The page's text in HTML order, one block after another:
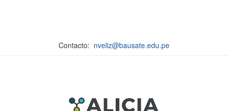
Contacto: nveliz@bausate.edu.pe